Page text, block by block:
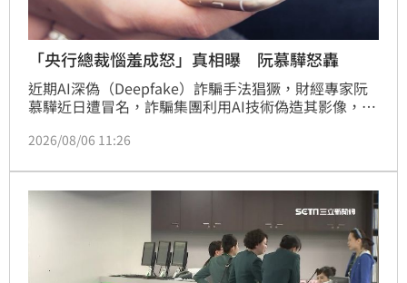
「央行總裁惱羞成怒」真相曝 阮慕驊怒轟
近期AI深偽（Deepfake）詐騙手法猖獗，財經專家阮
慕驊近日遭冒名，詐騙集團利用AI技術偽造其影像，甚
試圖誘騙民眾個資與金錢。無獨有偶，財信傳媒董事長
明，強調相關投資平台與對話全屬捏造，目前已蒐證並
保留法律追訴權。專家提醒，民眾若在網路上看到名人
的投資廣告或不明連結，務必提高警覺，切勿輕信來路
不明的資訊，應認明官方認證的藍勾勾帳號，避免點擊
不明連結導致財產損失，共同防範網路詐騙風險。
2026/08/06 11:26